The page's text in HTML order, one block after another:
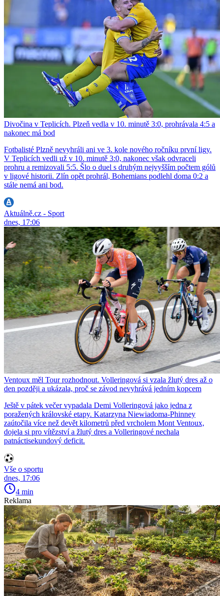
Divočina v Teplicích. Plzeň vedla v 10. minutě 3:0, prohrávala 4:5 a
nakonec má bod
Fotbalisté Plzně nevyhráli ani ve 3. kole nového ročníku první ligy.
V Teplicích vedli už v 10. minutě 3:0, nakonec však odvraceli
prohru a remizovali 5:5. Šlo o duel s druhým nejvyšším počtem gólů
v ligové historii. Zlín opět prohrál, Bohemians podlehl doma 0:2 a
stále nemá ani bod.
Aktuálně.cz - Sport
dnes, 17:06
Ventoux měl Tour rozhodnout. Volleringová si vzala žlutý dres až o
den později a ukázala, proč se závod nevyhrává jedním kopcem
Ještě v pátek večer vypadala Demi Volleringová jako jedna z
poražených královské etapy. Katarzyna Niewiadoma-Phinney
zaútočila více než devět kilometrů před vrcholem Mont Ventoux,
dojela si pro vítězství a žlutý dres a Volleringové nechala
patnáctisekundový deficit.
Vše o sportu
dnes, 17:06
4 min
Reklama